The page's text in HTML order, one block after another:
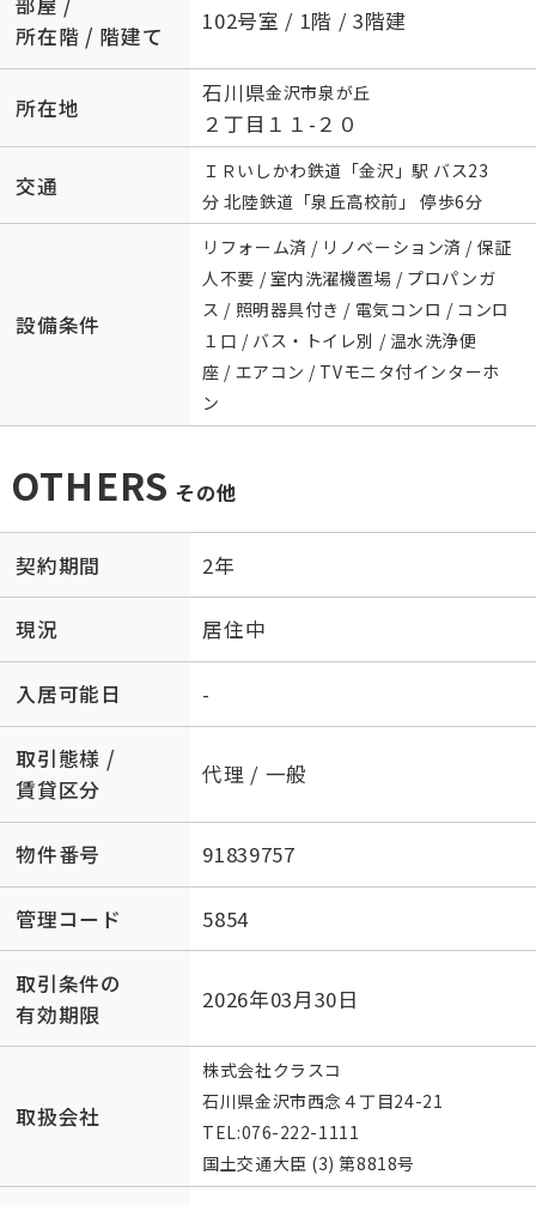
所在階 / 階建て
102号室 / 1階 / 3階建
所在地
石川県金沢市泉が丘
２丁目１１-２０
交通
ＩＲいしかわ鉄道 「金沢 」駅 バス23
分 北陸鉄道「泉丘高校前」 停歩6分
設備条件
リフォーム済 / リノベーション済 / 保証
人不要 / 室内洗濯機置場 / プロパンガ
ス / 照明器具付き / 電気コンロ / コンロ
１口 / バス・トイレ別 / 温水洗浄便
座 / エアコン / TVモニタ付インターホ
ン
OTHERS その他
契約期間 2年
現況 居住中
入居可能日 -
取引態様 /
賃貸区分
代理 / 一般
物件番号 91839757
管理コード 5854
取引条件の
有効期限
2026年03月30日
取扱会社
株式会社クラスコ
石川県金沢市西念４丁目24-21
TEL:076-222-1111
国土交通大臣 (3) 第8818号